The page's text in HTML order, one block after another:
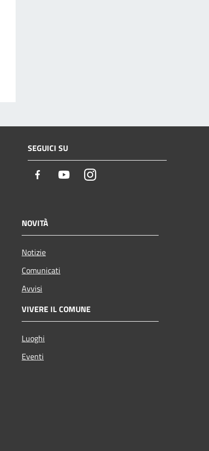
SEGUICI SU
Facebook YoutubeInstagram
NOVITÀ
Notizie
Comunicati
Avvisi
VIVERE IL COMUNE
Luoghi
Eventi